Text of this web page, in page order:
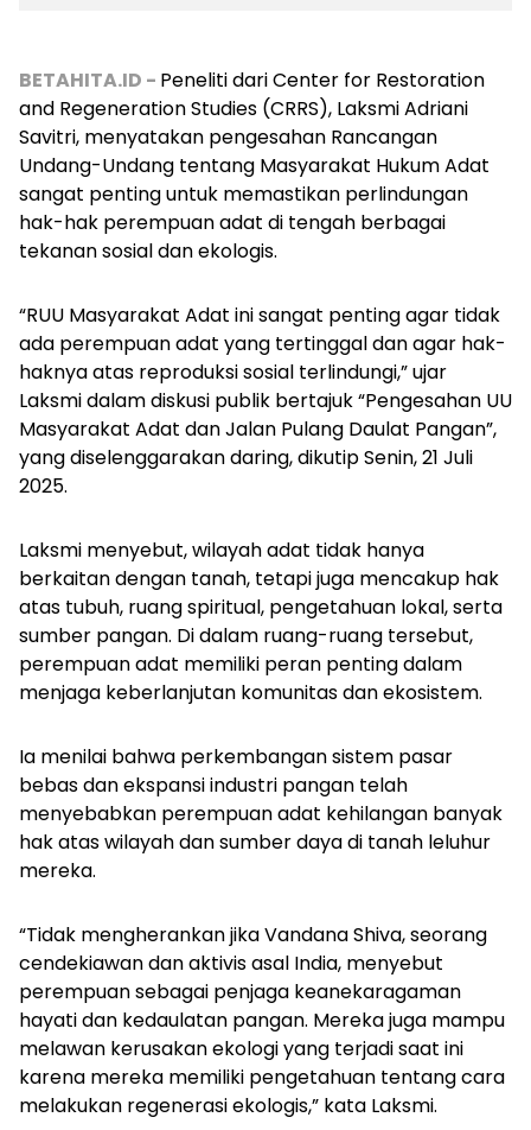
BETAHITA.ID - Peneliti dari Center for Restoration
and Regeneration Studies (CRRS), Laksmi Adriani
Savitri, menyatakan pengesahan Rancangan
Undang-Undang tentang Masyarakat Hukum Adat
sangat penting untuk memastikan perlindungan
hak-hak perempuan adat di tengah berbagai
tekanan sosial dan ekologis.
“RUU Masyarakat Adat ini sangat penting agar tidak
ada perempuan adat yang tertinggal dan agar hak-
haknya atas reproduksi sosial terlindungi,” ujar
Laksmi dalam diskusi publik bertajuk“Pengesahan UU
Masyarakat Adat dan Jalan Pulang Daulat Pangan”,
yang diselenggarakan daring, dikutip Senin, 21 Juli
2025.
Laksmi menyebut, wilayah adat tidak hanya
berkaitan dengan tanah, tetapi juga mencakup hak
atas tubuh, ruang spiritual, pengetahuan lokal, serta
sumber pangan. Di dalam ruang-ruang tersebut,
perempuan adat memiliki peran penting dalam
menjaga keberlanjutan komunitas dan ekosistem.
Ia menilai bahwa perkembangan sistem pasar
bebas dan ekspansi industri pangan telah
menyebabkan perempuan adat kehilangan banyak
hak atas wilayah dan sumber daya di tanah leluhur
mereka.
“Tidak mengherankan jika Vandana Shiva, seorang
cendekiawan dan aktivis asal India, menyebut
perempuan sebagai penjaga keanekaragaman
hayati dan kedaulatan pangan. Mereka juga mampu
melawan kerusakan ekologi yang terjadi saat ini
karena mereka memiliki pengetahuan tentang cara
melakukan regenerasi ekologis,” kata Laksmi.